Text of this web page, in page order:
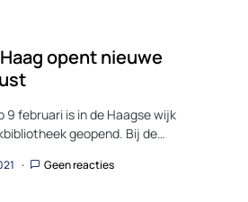
opent nieuwe
9 februari is in de Haagse wijk
geopend. Bij de…
Geen reacties